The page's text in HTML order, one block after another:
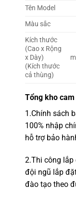
Tên Model
Màu sắc
Kích thước
(Cao x Rộng
x Dày)
(Kích thước
cả thùng)
Tổng kho
1.Chính sách
100% nhập
hỗ trợ bảo
2.Thi công lắp
đội ngũ lắp
đào tạo theo